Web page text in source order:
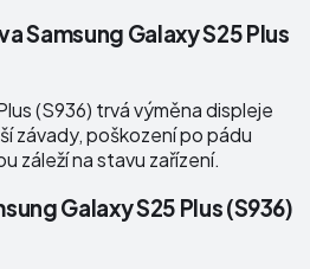
Samsung Galaxy S25 Plus
(S936) trvá výměna displeje
závady, poškození po pádu
záleží na stavu zařízení.
Galaxy S25 Plus (S936)